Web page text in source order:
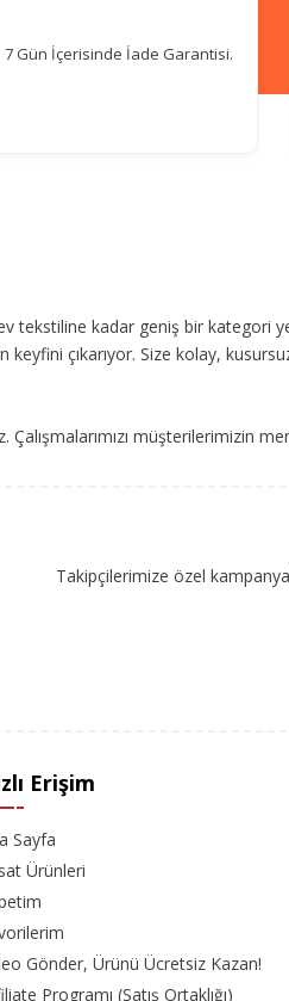
7 Gün İçerisinde İade Garantisi.
tekstiline kadar geniş bir kategori
çıkarıyor. Size kolay,
müşterilerimizin
Takipçilerimize özel
Erişim
Sayfa
Ürünleri
Gönder, Ürünü Ücretsiz Kazan!
Programı (Satış Ortaklığı)